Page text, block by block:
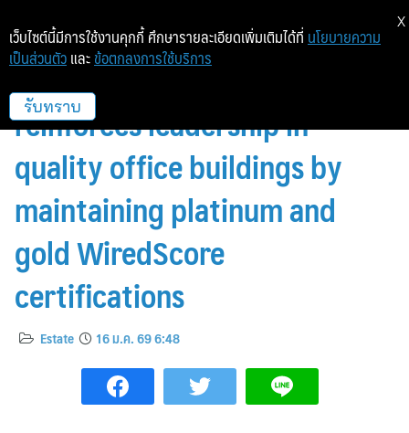
Frasers Property Thailand
reinforces leadership in
quality office buildings by
maintaining platinum and
gold WiredScore
certifications
Estate 16 ม.ค. 69 6:48
เว็บไซต์นี้มีการใช้งานคุกกี้ ศึกษารายละเอียดเพิ่มเติมได้ที่ นโยบายความ
เป็นส่วนตัว และ ข้อตกลงการใช้บริการ
รับทราบ
X